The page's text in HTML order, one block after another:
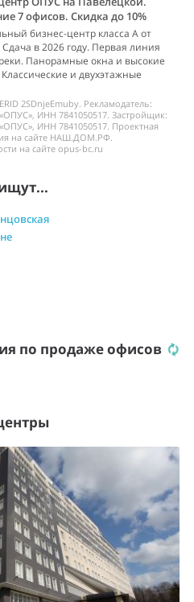
7 офисов. Скидка до 10%
бизнес-центр класса А от
Сдача в 2026 году. Первая линия
Панорамные окна и высокие
Классические и двухэтажные
2SDnjeEmuby. Рекламодатель:
ИНН 7841050517. Застройщик:
ИНН 7841050517. Проектная
на сайте НАШ.ДОМ.РФ.
на сайте opus-bc.ru
по продаже офисов